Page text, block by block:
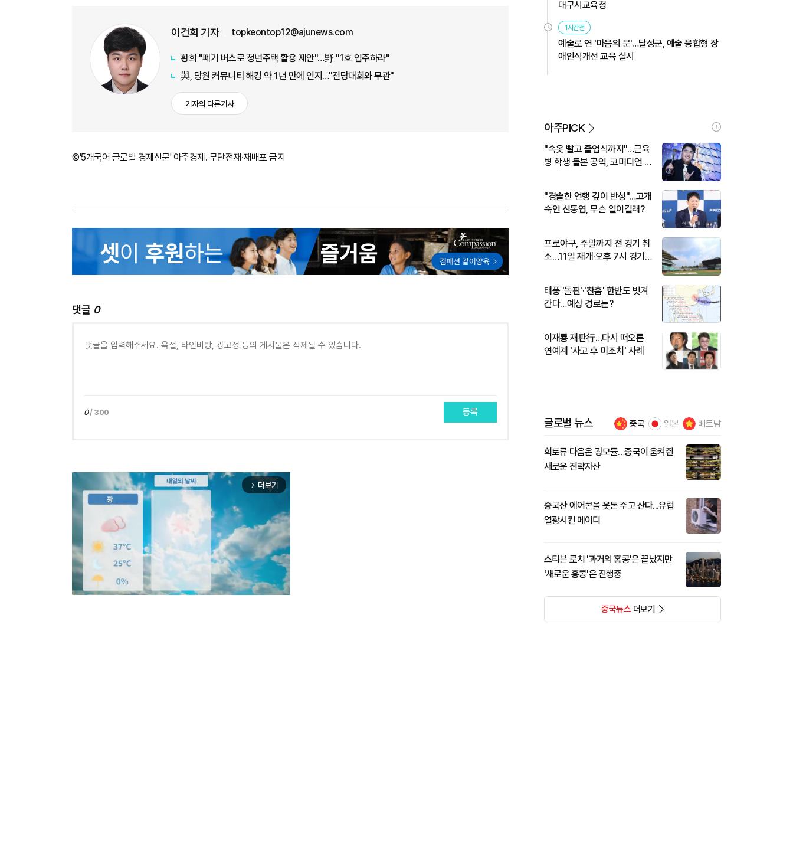
이건희 기자 topkeontop12@ajunews.com
황희 "폐기 버스로 청년주택 활용 제안"…野 "1호 입주하라"
與, 당원 커뮤니티 해킹 약 1년 만에 인지…"전당대회와 무관"
기자의 다른기사
©'5개국어 글로벌 경제신문' 아주경제. 무단전재·재배포 금지
댓글 0
0/ 300 등록
arrow_forward_ios 더보기
대구시교육청
1시간전
예술로 연 '마음의 문'…달성군, 예술 융합형 장
애인식개선 교육 실시
아주PICK
"속옷 빨고 졸업식까지"…근육
병 학생 돌본 공익, 코미디언 김
"경솔한 언행 깊이 반성"…고개
숙인 신동엽, 무슨 일이길래?
프로야구, 주말까지 전 경기 취
소…11일 재개·오후 7시 경기
태풍 '돌핀'·'찬홈' 한반도 빗겨
간다…예상 경로는?
이재룡 재판行…다시 떠오른
연예계 '사고 후 미조치' 사례
글로벌 뉴스 중국 일본 베트남
희토류 다음은 광모듈…중국이 움켜쥔
새로운 전략자산
중국산 에어콘을 웃돈 주고 산다...유럽
열광시킨 메이디
스티븐 로치 '과거의 홍콩'은 끝났지만
'새로운 홍콩'은 진행중
중국뉴스더보기